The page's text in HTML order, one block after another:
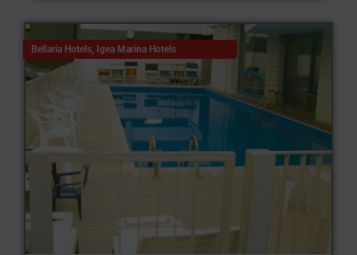
Bellaria Hotels, Igea Marina Hotels